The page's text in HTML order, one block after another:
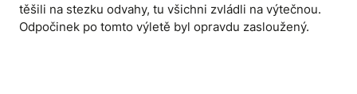
těšili na stezku odvahy, tu všichni zvládli na výtečnou.
Odpočinek po tomto výletě byl opravdu zasloužený.